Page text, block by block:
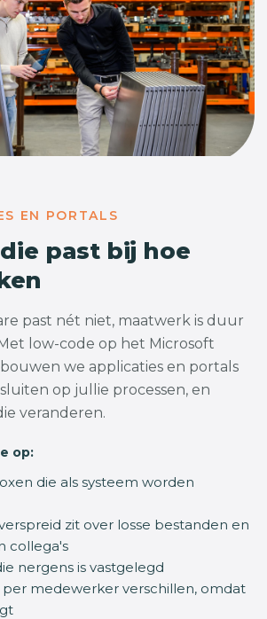
EN PORTALS
past bij hoe
past nét niet, maatwerk is duur
low-code op het Microsoft
we applicaties en portals
op jullie processen, en
veranderen.
op:
die als systeem worden
zit over losse bestanden en
collega's
nergens is vastgelegd
per medewerker verschillen, omdat